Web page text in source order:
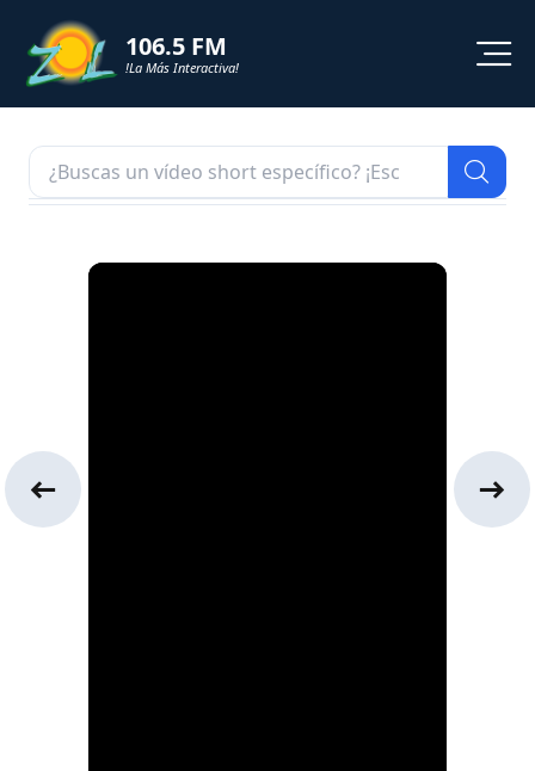
106.5 FM
!La Más Interactiva!
NOTICIAS
ZOL TV